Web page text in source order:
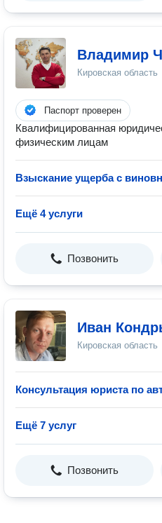
Владимир
Кировская область
Паспорт проверен
Квалифицированная
физическим лицам
Взыскание ущерба с
Ещё 4 услуги
Позвонить
Иван
Кировская область
Консультация юриста по
Ещё 7 услуг
Позвонить